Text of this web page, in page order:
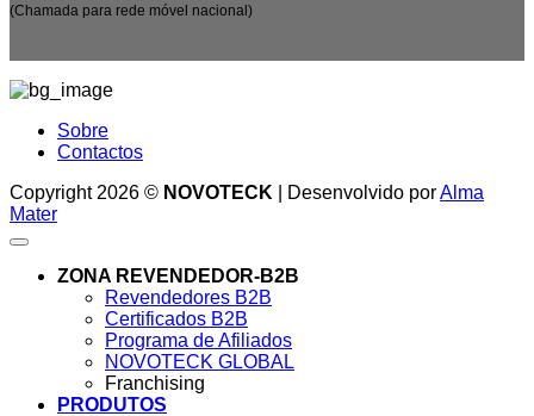
(Chamada para rede móvel nacional)
Sobre
Contactos
Copyright 2026 © NOVOTECK | Desenvolvido porAlma
Mater
ZONA REVENDEDOR-B2B
Revendedores B2B
Certificados B2B
Programa de Afiliados
NOVOTECK GLOBAL
Franchising
PRODUTOS